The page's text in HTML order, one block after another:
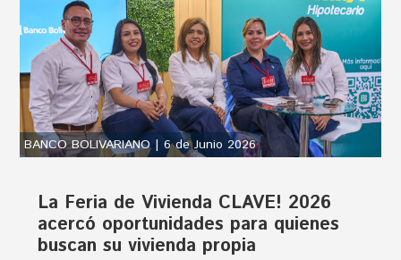
BANCO BOLIVARIANO | 6 de Junio 2026
La Feria de Vivienda CLAVE! 2026
acercó oportunidades para quienes
buscan su vivienda propia